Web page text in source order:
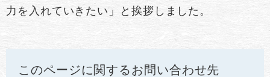
力を入れていきたい」と挨拶しました。
このページに関するお問い合わせ先